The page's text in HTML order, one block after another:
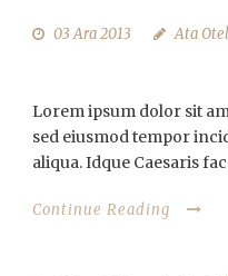
03 Ara 2013 Ata Otel
Lorem ipsum dolor sit
sed eiusmod tempor
aliqua. Idque Caesaris
Continue Reading